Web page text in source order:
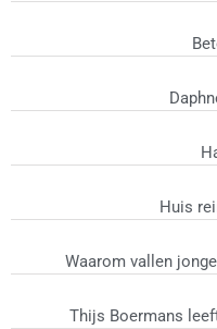
Huis
Waarom vallen
Thijs Boermans